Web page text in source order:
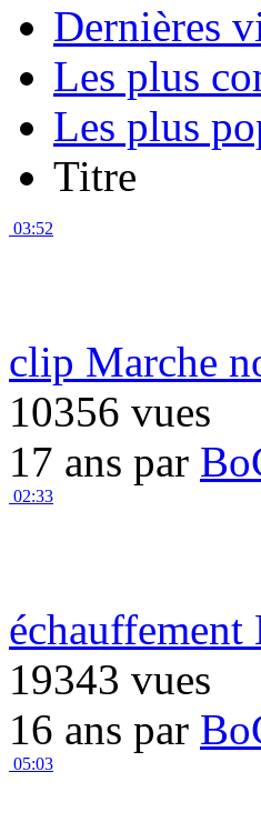
Dernières
Les plus
Les plus
Titre
03:52
clip Marche
10356 vues
17 ans par
02:33
19343 vues
16 ans par
05:03